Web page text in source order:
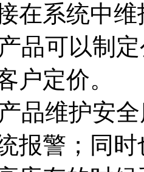
在系统中维
品可以制
户定价。
品维护安
报警；同